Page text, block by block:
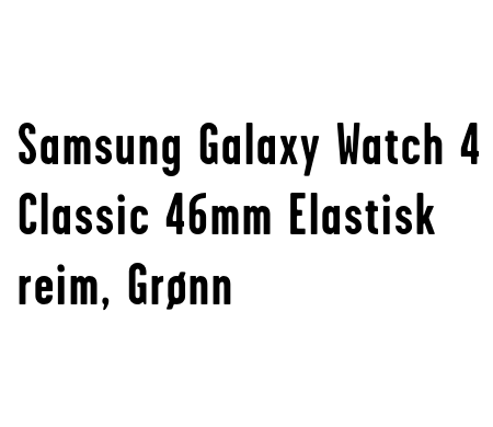
Samsung Galaxy Watch 4
Classic 46mm Elastisk
reim, Grønn